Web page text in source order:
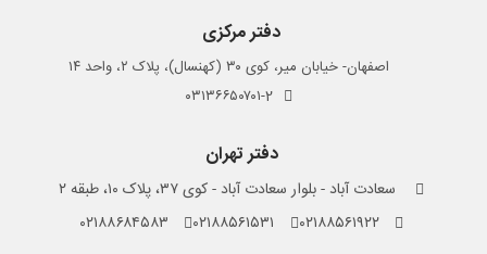
دفتر مرکزی
اصفهان- خیابان میر، کوی ۳۰ (کهنسال)، پلاک ۲، واحد ۱۴
۰۳۱۳۶۶۵۰۷۰۱-2
دفتر تهران
سعادت آباد - بلوار سعادت آباد - کوی ۳۷، پلاک ۱۰، طبقه ۲
۰۲۱۸۸۵۶۱۹۲۲
۰۲۱۸۸۵۶۱۵۳۱ ۰۲۱۸۸۶۸۴۵۸۳